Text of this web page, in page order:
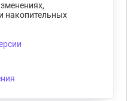
накопительных